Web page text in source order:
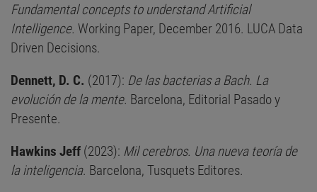
Fundamental concepts to understand Artificial
Intelligence. Working Paper, December 2016. LUCA Data
Driven Decisions.
Dennett, D. C. (2017): De las bacterias a Bach. La
evolución de la mente. Barcelona, Editorial Pasado y
Presente.
Hawkins Jeff (2023): Mil cerebros. Una nueva teoría de
la inteligencia. Barcelona, Tusquets Editores.